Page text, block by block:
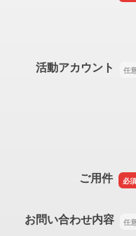
活動アカウント
ご用件
お問い合わせ内容